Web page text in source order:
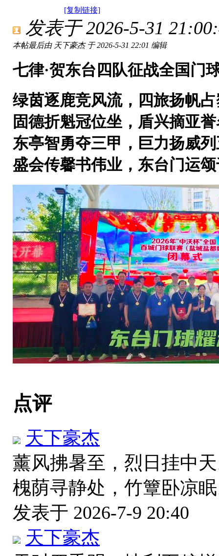
[复制链接]
发表于 2026-5-31
本帖最后由 天下豪杰 于 2026-5-31 22:01 编辑
七律·贺东台四队征战全国门
绿茵逐鹿竞风流，四旅扬帆
固德折魁冠位坐，盾兴摘亚
东亭智勇夺三甲，巨力扬威
盛会传馨书伟业，东台门运
点评
天下豪杰
薰风拂暑至，烈日挂中
槐荫寻静处，竹簟卧凉
发表于 2026-7-9 20:40
天下豪杰